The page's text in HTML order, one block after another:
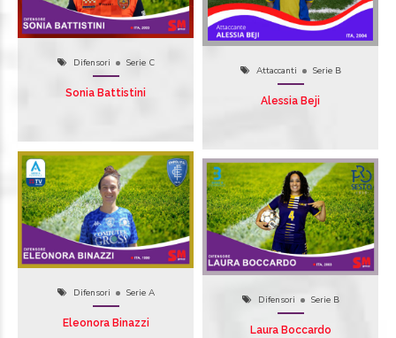
Difensori Serie C
Sonia Battistini
Attaccanti Serie B
Alessia Beji
Difensori Serie A
Eleonora Binazzi
Difensori Serie B
Laura Boccardo